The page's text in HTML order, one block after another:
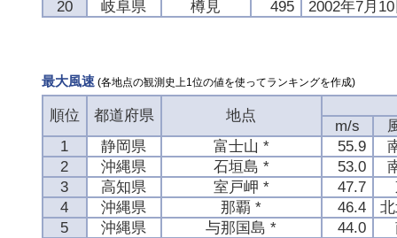
20
岐阜県 樽見 495 2002年7月
最大風速(各地点の観測史上1位の値を使ってランキングを作成)
順位 都道府県 地点
m/s
1
静岡県 富士山 * 55.9
2
沖縄県 石垣島 * 53.0
3
高知県 室戸岬 * 47.7
4
沖縄県 那覇 * 46.4
5
沖縄県 与那国島 * 44.0